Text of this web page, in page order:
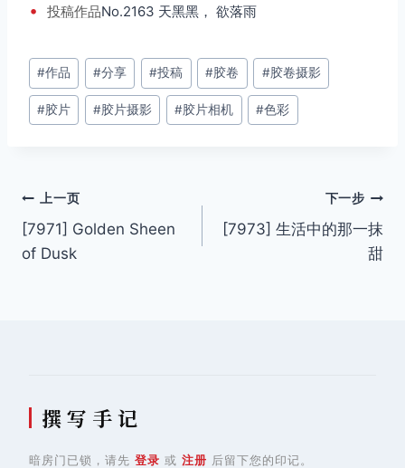
• 投稿作品No.2163 天黑黑， 欲落雨
文
章
标
#作品 #分享 #投稿 #胶卷 #胶卷摄影
#胶片 #胶片摄影 #胶片相机 #色彩
文
章
上一页
[7971] Golden Sheen
of Dusk
下一步
[7973] 生活中的那一抹
甜
撰 写 手 记
暗房门已锁，请先 登录 或 注册 后留下您的印记。